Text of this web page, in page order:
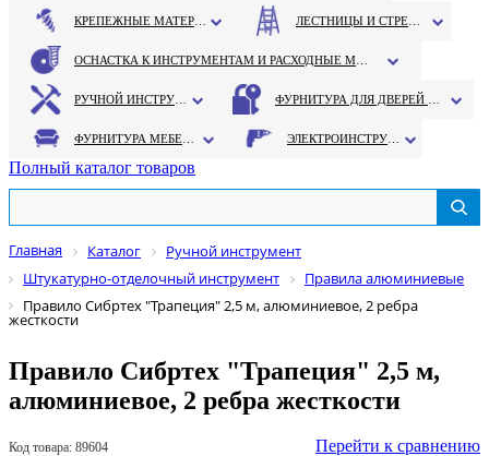
Полный каталог товаров
Главная Каталог
Ручной инструмент
Штукатурно-отделочный инструмент
Правила алюминиевые
Правило Сибртех "Трапеция" 2,5 м, алюминиевое, 2 ребра
жесткости
Правило Сибртех "Трапеция" 2,5 м,
алюминиевое, 2 ребра жесткости
Код товара: 89604 Перейти к сравнению